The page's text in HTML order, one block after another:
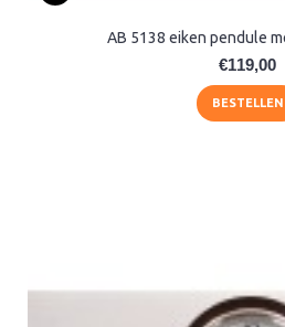
AB 5138 eiken pendule
€119,00
BESTELLEN